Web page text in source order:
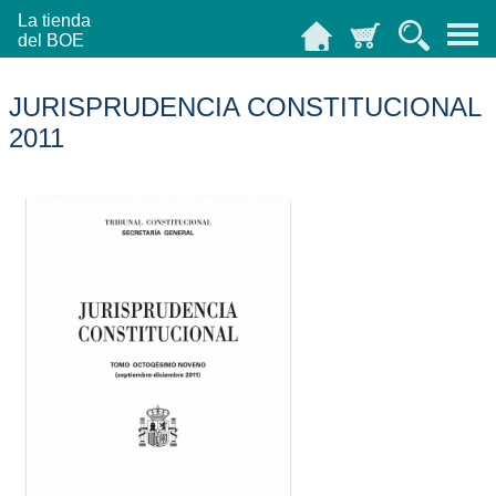
La tienda
del BOE
JURISPRUDENCIA CONSTITUCIONAL
2011